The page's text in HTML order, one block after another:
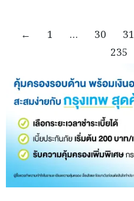
← 1 … 30 31
235